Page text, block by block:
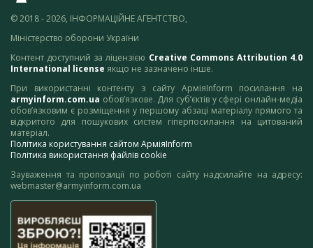
© 2018 - 2026, ІНФОРМАЦІЙНЕ АГЕНТСТВО,
Міністерство оборони України
Контент доступний за ліцензією Creative Commons Attribution 4.0
International license якщо не зазначено інше.
При використанні контенту з сайту АрміяInform посилання на
armyinform.com.ua обов’язкове. Для суб’єктів у сфері онлайн-медіа
обов’язковим є розміщення у першому абзаці матеріалу прямого та
відкритого для пошукових систем гіперпосилання на цитований
матеріал.
Політика користування сайтом АрміяInform
Політика використання файлів cookie
Зауваження та пропозиції по роботі сайту надсилайте на адресу:
webmaster@armyinform.com.ua